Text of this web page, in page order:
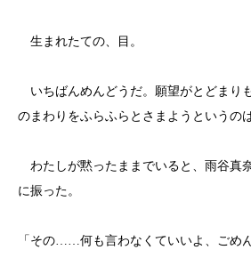
生まれたての、目。
いちばんめんどうだ。願望がとどまり
のまわりをふらふらとさまようというのは
わたしが黙ったままでいると、雨谷真
に振った。
「その……何も言わなくていいよ、ごめ